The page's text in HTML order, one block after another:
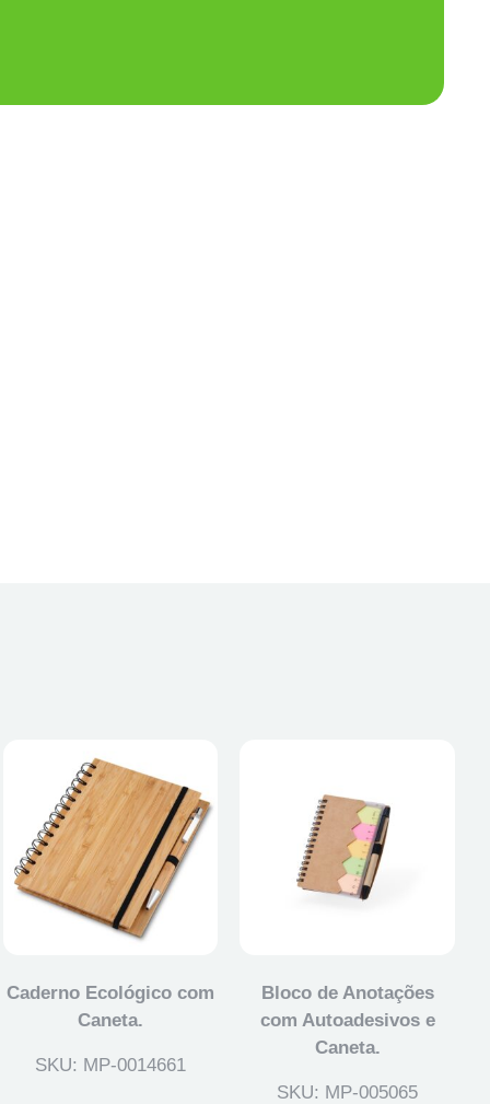
Caderno Ecológico com
Caneta.
SKU: MP-0014661
Bloco de Anotações
com Autoadesivos e
Caneta.
SKU: MP-005065